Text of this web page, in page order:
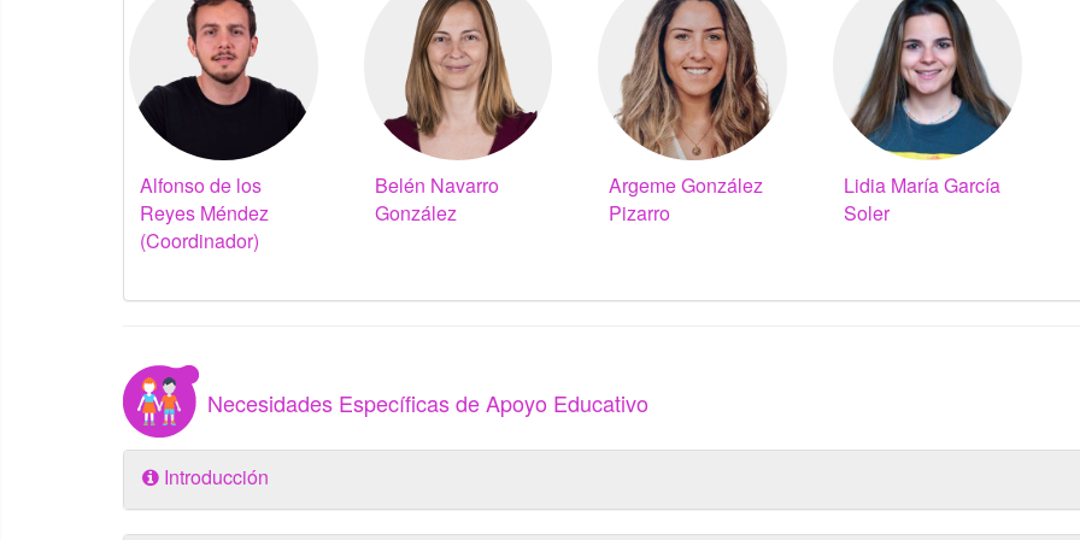
Alfonso de los
Reyes Méndez
(Coordinador)
Belén Navarro
González
Argeme González
Pizarro
Lidia María García
Soler
Necesidades Específicas de Apoyo Educativo
Introducción